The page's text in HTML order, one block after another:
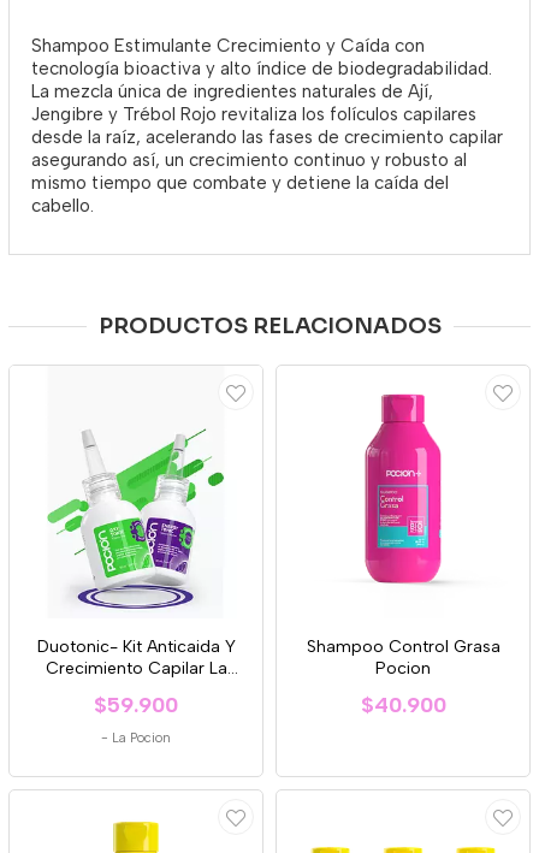
Shampoo Estimulante Crecimiento y Caída con
tecnología bioactiva y alto índice de biodegradabilidad.
La mezcla única de ingredientes naturales de Ají,
Jengibre y Trébol Rojo revitaliza los folículos capilares
desde la raíz, acelerando las fases de crecimiento capilar
asegurando así, un crecimiento continuo y robusto al
mismo tiempo que combate y detiene la caída del
cabello.
PRODUCTOS RELACIONADOS
Duotonic- Kit Anticaida Y
Crecimiento Capilar La
$59.900
- La Pocion
Shampoo Control Grasa
Pocion
$40.900